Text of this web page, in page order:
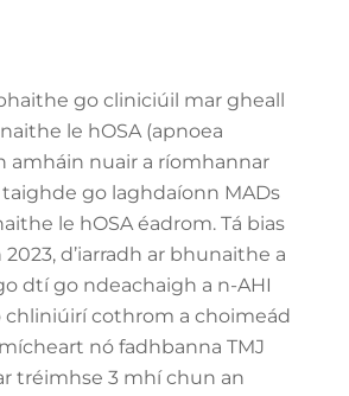
go cliniciúil mar gheall
le hOSA (apnoea
amháin nuair a ríomhannar
go laghdaíonn MADs
le hOSA éadrom. Tá bias
d’iarradh ar bhunaithe a
dtí go ndeachaigh a n-AHI
chliniúirí cothrom a choimeád
nó fadhbanna TMJ
tréimhse 3 mhí chun an